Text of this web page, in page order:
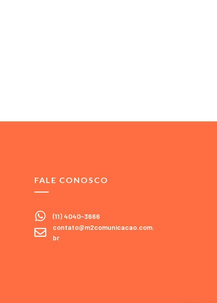
FALE CONOSCO
(11) 4040-3666
contato@m2comunicacao.com.
br